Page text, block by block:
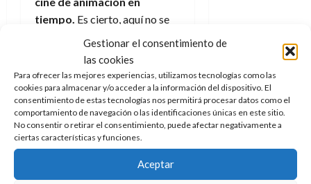
Gestionar el consentimiento de
las cookies
Para ofrecer las mejores experiencias, utilizamos tecnologías como las
cookies para almacenar y/o acceder a la información del dispositivo. El
consentimiento de estas tecnologías nos permitirá procesar datos como el
comportamiento de navegación o las identificaciones únicas en este sitio.
No consentir o retirar el consentimiento, puede afectar negativamente a
ciertas características y funciones.
Aceptar
tiempo. Es cierto, aquí no se
puede tener un título de Pixar
Animation Studios pero es que
tampoco parece necesario,
evita ser barroca para
encubrir sus problemas
argumentales (justo lo
9
de
julio
de
8
de
julio
0
a
l
i
p